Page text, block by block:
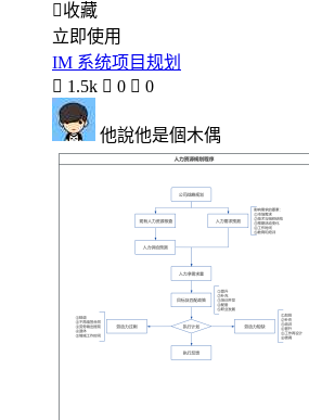
收藏
立即使用
IM 系统项目规划
 1.5k  0  0
他說他是個木偶